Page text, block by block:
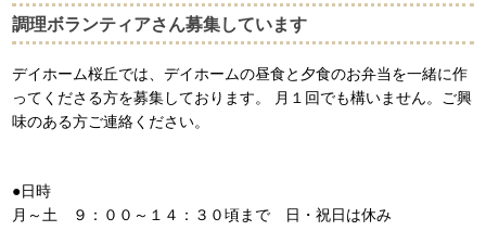
調理ボランティアさん募集しています
デイホーム桜丘では、デイホームの昼食と夕食のお弁当を一緒に作
ってくださる方を募集しております。 月１回でも構いません。ご興
味のある方ご連絡ください。
●日時
月～土 ９：００～１４：３０頃まで 日・祝日は休み